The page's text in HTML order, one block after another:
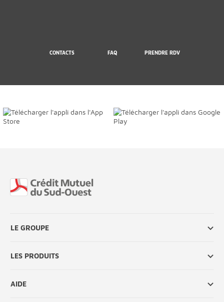
CONTACTS FAQ PRENDRE RDV
LE GROUPE
LES PRODUITS
AIDE
Fin de page